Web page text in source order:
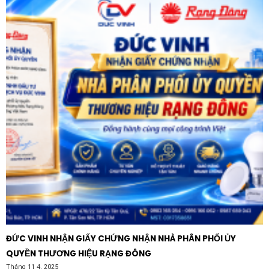
lưu lượng và áp suất theo yêu cầu của hệ thống tòa
nhà hoặc xử lý nước thải.
Máy nén khí và máy ép: Tối ưu hóa hiệu suất làm
việc của động cơ trong các chu kỳ tải khác nhau.
Hệ thống băng tải: Giúp khởi động êm ái, tránh làm
rơi vỡ hàng hóa và giảm mài mòn dây chuyền.
Máy nâng hạ và cẩu trục: Cung cấp lực kéo mạnh
mẽ và kiểm soát tốc độ chính xác trong quá trình
vận chuyển vật nặng.
Dây chuyền sản xuất: Sử dụng trong các máy dệt,
máy bao bì, máy chế biến thực phẩm và các thiết bị
công nghiệp nặng khác.
Tại sao nên chọn thương hiệu Himel?
Himel là thương hiệu thiết bị điện quốc tế nổi tiếng với
các sản phẩm chất lượng cao, độ bền vượt trội và mức
ĐỨC VINH NHẬN GIẤY CHỨNG NHẬN NHÀ PHÂN PHỐI ỦY
QUYỀN THƯƠNG HIỆU RẠNG ĐÔNG
Tháng 11 4, 2025